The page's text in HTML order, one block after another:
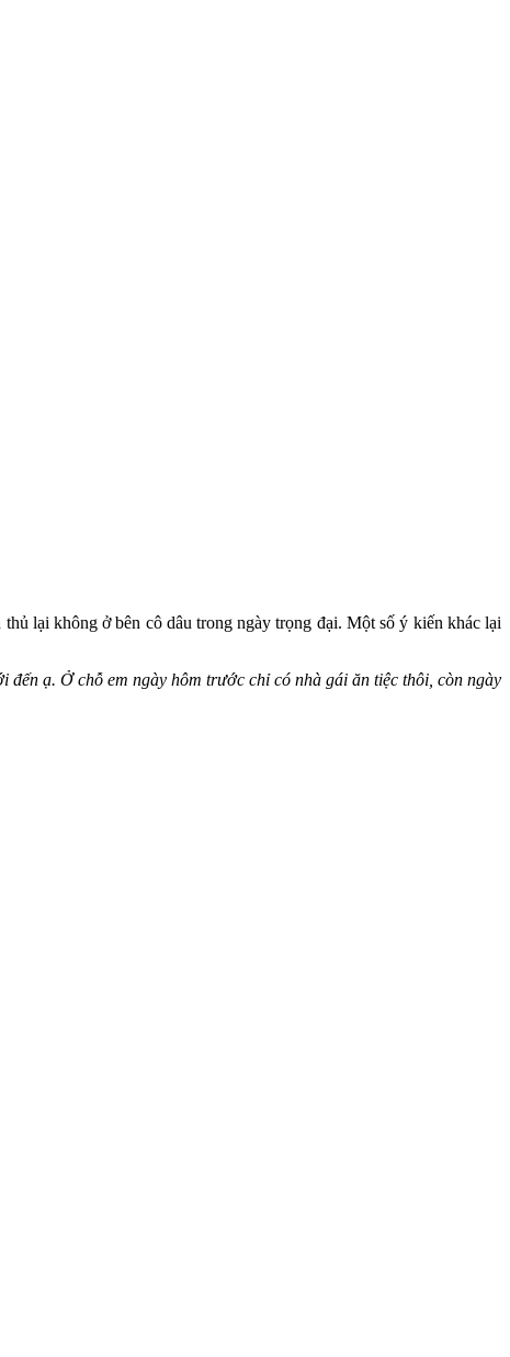
lại không ở bên cô dâu trong ngày trọng đại. Một số ý kiến khác lại
ạ. Ở chỗ em ngày hôm trước chỉ có nhà gái ăn tiệc thôi, còn ngày